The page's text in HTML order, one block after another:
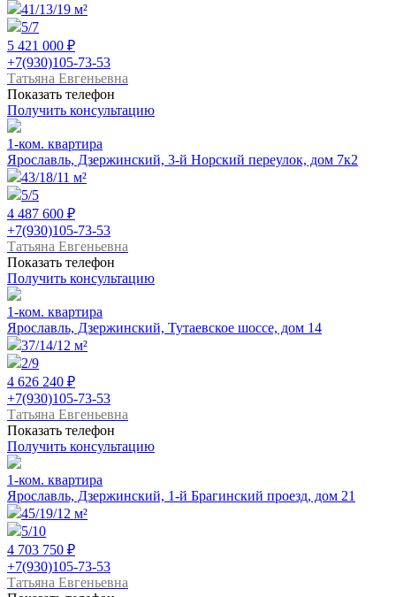
41/13/19 м²
5/7
5 421 000 ₽
+7(930)105-73-53
Татьяна Евгеньевна
Показать телефон
Получить консультацию
1-ком. квартира
Ярославль, Дзержинский, 3-й Норский переулок, дом 7к2
43/18/11 м²
5/5
4 487 600 ₽
+7(930)105-73-53
Татьяна Евгеньевна
Показать телефон
Получить консультацию
1-ком. квартира
Ярославль, Дзержинский, Тутаевское шоссе, дом 14
37/14/12 м²
2/9
4 626 240 ₽
+7(930)105-73-53
Татьяна Евгеньевна
Показать телефон
Получить консультацию
1-ком. квартира
Ярославль, Дзержинский, 1-й Брагинский проезд, дом 21
45/19/12 м²
5/10
4 703 750 ₽
+7(930)105-73-53
Татьяна Евгеньевна